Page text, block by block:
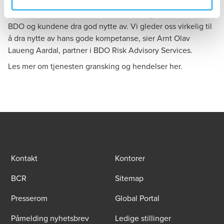
– Vi er så stolte over å ha fått Kevin på laget. Det vil hele
BDO og kundene dra god nytte av. Vi gleder oss virkelig til
å dra nytte av hans gode kompetanse, sier Arnt Olav
Laueng Aardal, partner i BDO Risk Advisory Services.
Les mer om tjenesten gransking og hendelser her.
Kontakt
Kontorer
BCR
Sitemap
Presserom
Global Portal
Påmelding nyhetsbrev
Ledige stillinger